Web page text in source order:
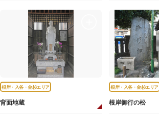
根岸・入谷・金杉エリア
背面地蔵
根岸・入谷・金杉エリア
根岸御行の松